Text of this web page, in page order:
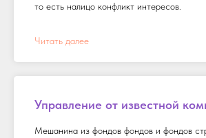
то есть налицо конфликт интересов.
Читать далее
Управление от известной
Мешанина из фондов фондов и фондов